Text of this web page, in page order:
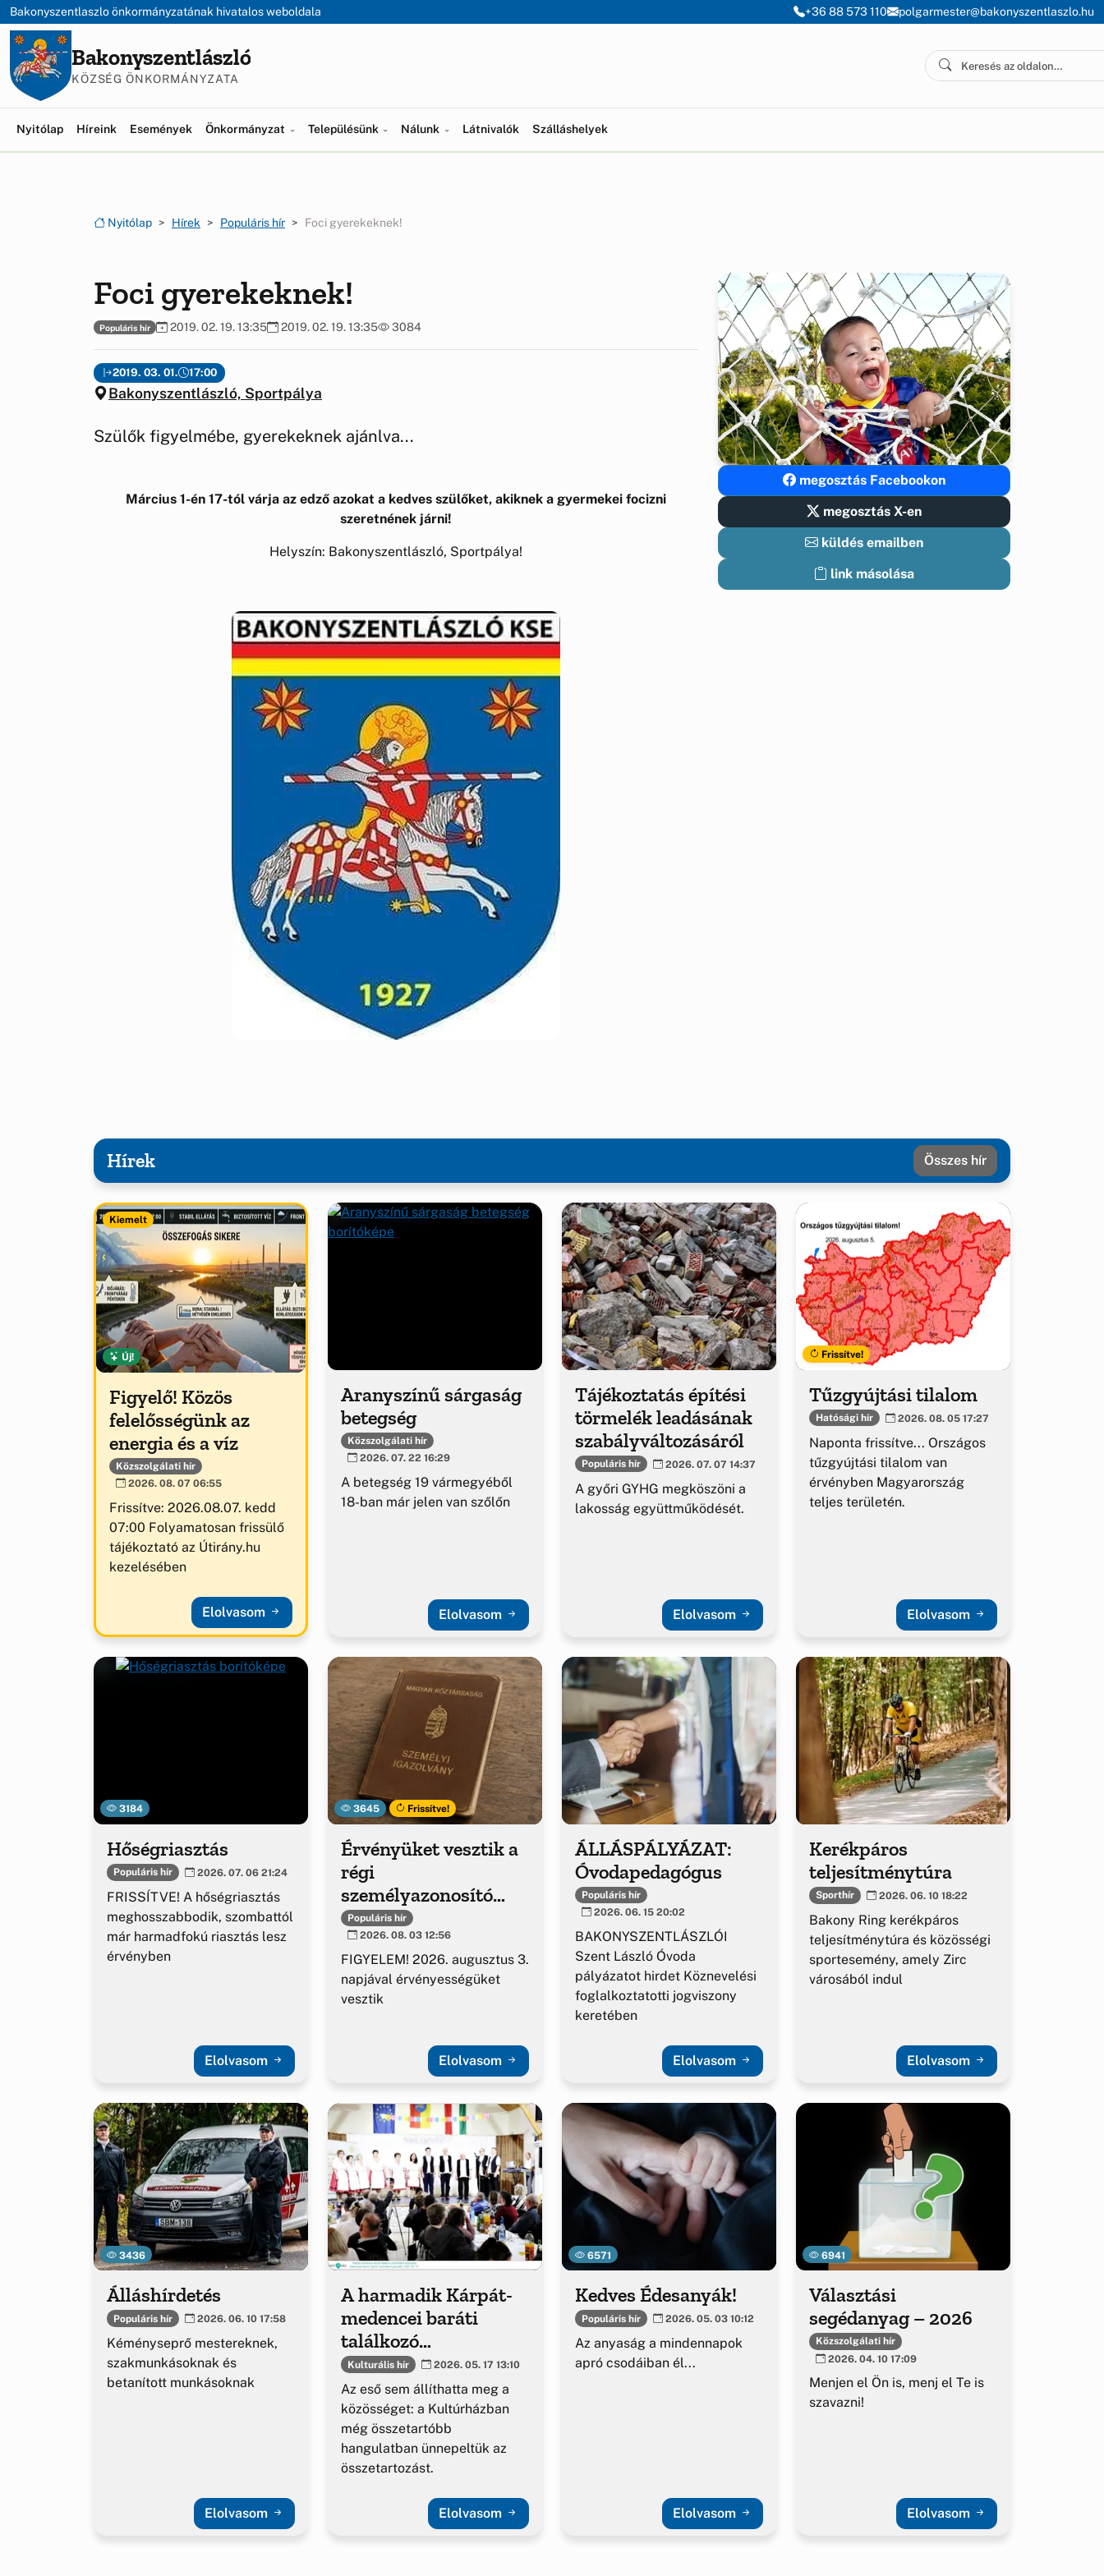
Ugrás a menüre
Ugrás a tartalomra
Bakonyszentlaszlo önkormányzatának hivatalos weboldala +36 88 573 110 polgarmester@bakonyszentlaszlo.hu
Bakonyszentlászló
KÖZSÉG ÖNKORMÁNYZATA
Nyitólap Híreink Események Önkormányzat Településünk Nálunk Látnivalók Szálláshelyek
Nyitólap Hírek Populáris hír Foci gyerekeknek!
Foci gyerekeknek!
Populáris hír 2019. 02. 19. 13:35 2019. 02. 19. 13:35 3084
2019. 03. 01. 17:00
Bakonyszentlászló, Sportpálya
Szülők figyelmébe, gyerekeknek ajánlva...
Március 1-én 17-tól várja az edző azokat a kedves szülőket, akiknek a gyermekei focizni
szeretnének járni!
Helyszín: Bakonyszentlászló, Sportpálya!
megosztás Facebookon
megosztás X-en
küldés emailben
link másolása
Hírek Összes hír
Kiemelt
Új!
Figyelő! Közös
felelősségünk az
energia és a víz
Közszolgálati hír
2026. 08. 07 06:55
Frissítve: 2026.08.07. kedd
07:00 Folyamatosan frissülő
tájékoztató az Útirány.hu
kezelésében
Elolvasom
Aranyszínű sárgaság
betegség
Közszolgálati hír
2026. 07. 22 16:29
A betegség 19 vármegyéből
18-ban már jelen van szőlőn
Elolvasom
Tájékoztatás építési
törmelék leadásának
szabályváltozásáról
Populáris hír 2026. 07. 07 14:37
A győri GYHG megköszöni a
lakosság együttműködését.
Elolvasom
Frissítve!
Tűzgyújtási tilalom
Hatósági hír 2026. 08. 05 17:27
Naponta frissítve... Országos
tűzgyújtási tilalom van
érvényben Magyarország
teljes területén.
Elolvasom
3184
Hőségriasztás
Populáris hír 2026. 07. 06 21:24
FRISSÍTVE! A hőségriasztás
meghosszabbodik, szombattól
már harmadfokú riasztás lesz
érvényben
Elolvasom
3645 Frissítve!
Érvényüket vesztik a
régi
személyazonosító
igazolványok
Populáris hír
2026. 08. 03 12:56
FIGYELEM! 2026. augusztus 3.
napjával érvényességüket
vesztik
Elolvasom
ÁLLÁSPÁLYÁZAT:
Óvodapedagógus
Populáris hír
2026. 06. 15 20:02
BAKONYSZENTLÁSZLÓI
Szent László Óvoda
pályázatot hirdet Köznevelési
foglalkoztatotti jogviszony
keretében
Elolvasom
Kerékpáros
teljesítménytúra
Sporthír 2026. 06. 10 18:22
Bakony Ring kerékpáros
teljesítménytúra és közösségi
sportesemény, amely Zirc
városából indul
Elolvasom
3436
Álláshírdetés
Populáris hír 2026. 06. 10 17:58
Kéményseprő mestereknek,
szakmunkásoknak és
betanított munkásoknak
Elolvasom
A harmadik Kárpát-
medencei baráti
találkozó
évfordulójának
megünneplése
Kulturális hír 2026. 05. 17 13:10
Az eső sem állíthatta meg a
közösséget: a Kultúrházban
még összetartóbb
hangulatban ünnepeltük az
összetartozást.
Elolvasom
6571
Kedves Édesanyák!
Populáris hír 2026. 05. 03 10:12
Az anyaság a mindennapok
apró csodáiban él...
Elolvasom
6941
Választási
segédanyag – 2026
Közszolgálati hír
2026. 04. 10 17:09
Menjen el Ön is, menj el Te is
szavazni!
Elolvasom